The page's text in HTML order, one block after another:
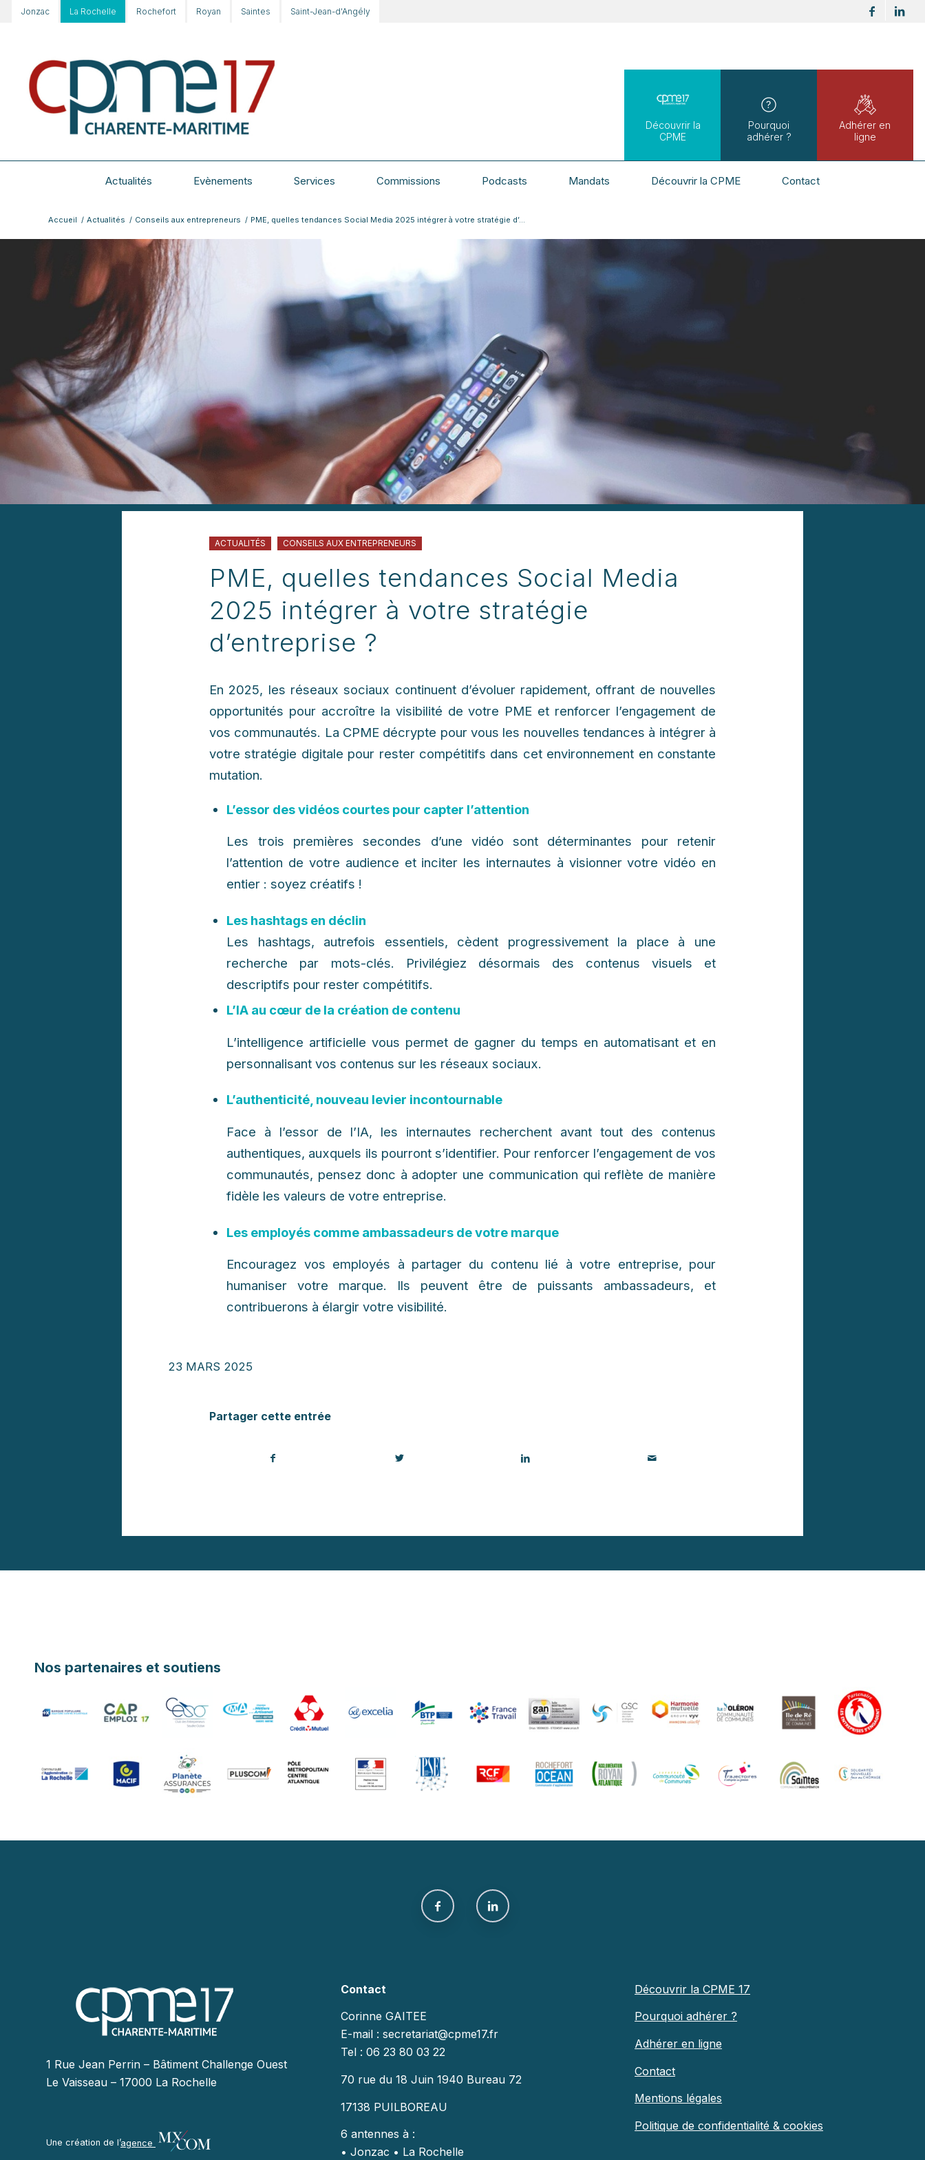
Jonzac La Rochelle Rochefort Royan Saintes Saint-Jean-d'Angély
Découvrir la
CPME
Pourquoi
adhérer ?
Adhérer en
ligne
Actualités Evènements Services Commissions Podcasts Mandats Découvrir la CPME Contact
Accueil / Actualités / Conseils aux entrepreneurs / PME, quelles tendances Social Media 2025 intégrer à votre stratégie d’...
ACTUALITÉS CONSEILS AUX ENTREPRENEURS
PME, quelles tendances Social Media
2025 intégrer à votre stratégie
d’entreprise ?
En 2025, les réseaux sociaux continuent d’évoluer rapidement, offrant de nouvelles
opportunités pour accroître la visibilité de votre PME et renforcer l’engagement de
vos communautés. La CPME décrypte pour vous les nouvelles tendances à intégrer à
votre stratégie digitale pour rester compétitifs dans cet environnement en constante
mutation.
L’essor des vidéos courtes pour capter l’attention
Les trois premières secondes d’une vidéo sont déterminantes pour retenir
l’attention de votre audience et inciter les internautes à visionner votre vidéo en
entier : soyez créatifs !
Les hashtags en déclin
Les hashtags, autrefois essentiels, cèdent progressivement la place à une
recherche par mots-clés. Privilégiez désormais des contenus visuels et
descriptifs pour rester compétitifs.
L’IA au cœur de la création de contenu
L’intelligence artificielle vous permet de gagner du temps en automatisant et en
personnalisant vos contenus sur les réseaux sociaux.
L’authenticité, nouveau levier incontournable
​​​​​​​Face à l’essor de l’IA, les internautes recherchent avant tout des contenus
authentiques, auxquels ils pourront s’identifier. Pour renforcer l’engagement de vos
communautés, pensez donc à adopter une communication qui reflète de manière
fidèle les valeurs de votre entreprise.
Les employés comme ambassadeurs de votre marque
Encouragez vos employés à partager du contenu lié à votre entreprise, pour
humaniser votre marque. Ils peuvent être de puissants ambassadeurs, et
contribuerons à élargir votre visibilité.
23 MARS 2025
Partager cette entrée
Nos partenaires et soutiens
1 Rue Jean Perrin – Bâtiment Challenge Ouest
Le Vaisseau – 17000 La Rochelle
Une création de l’agence
Contact
Corinne GAITEE
E-mail : secretariat@cpme17.fr
Tel : 06 23 80 03 22
70 rue du 18 Juin 1940 Bureau 72
17138 PUILBOREAU
6 antennes à :
• Jonzac • La Rochelle
Découvrir la CPME 17
Pourquoi adhérer ?
Adhérer en ligne
Contact
Mentions légales
Politique de confidentialité & cookies